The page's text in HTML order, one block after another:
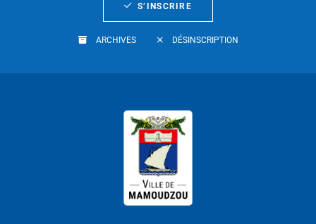
S’INSCRIRE
ARCHIVES DÉSINSCRIPTION